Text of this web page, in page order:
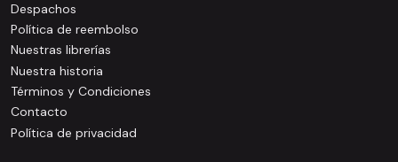
Despachos
Política de reembolso
Nuestras librerías
Nuestra historia
Términos y Condiciones
Contacto
Política de privacidad